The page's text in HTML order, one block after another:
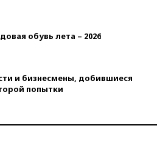
обувь лета – 2026
и бизнесмены, добившиеся
попытки